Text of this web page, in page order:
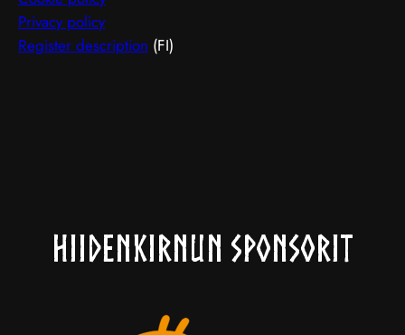
Privacy policy
Register description (FI)
Hiidenkirnun sponsorit